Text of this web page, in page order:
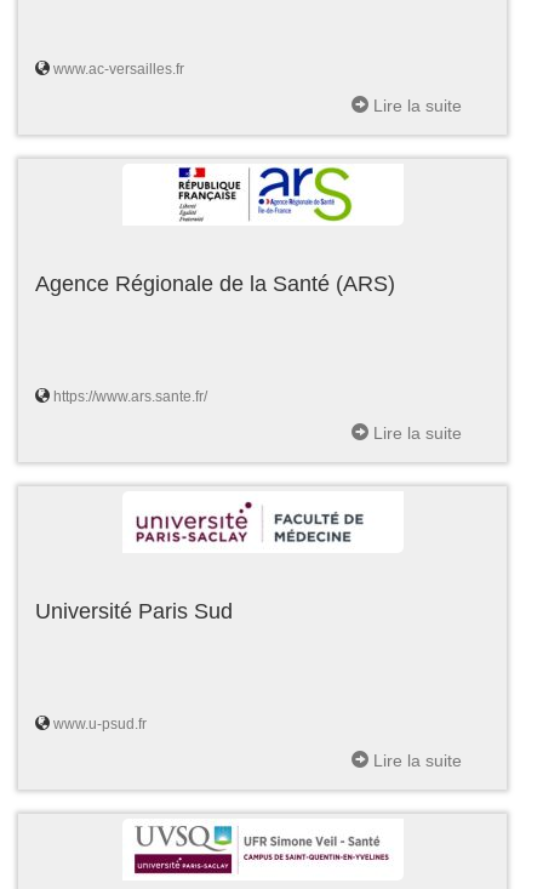
www.ac-versailles.fr
Lire la suite
Agence Régionale de la Santé (ARS)
https://www.ars.sante.fr/
Lire la suite
Université Paris Sud
www.u-psud.fr
Lire la suite